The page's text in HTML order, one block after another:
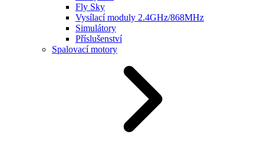
Fly Sky
Vysílací moduly 2.4GHz/868MHz
Simulátory
Příslušenství
Spalovací motory